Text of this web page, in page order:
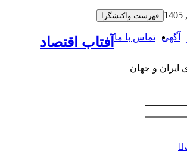
فهرست واکنشگرا
آگهی تماس با ما آفتاب اقتصاد
ایران و جهان